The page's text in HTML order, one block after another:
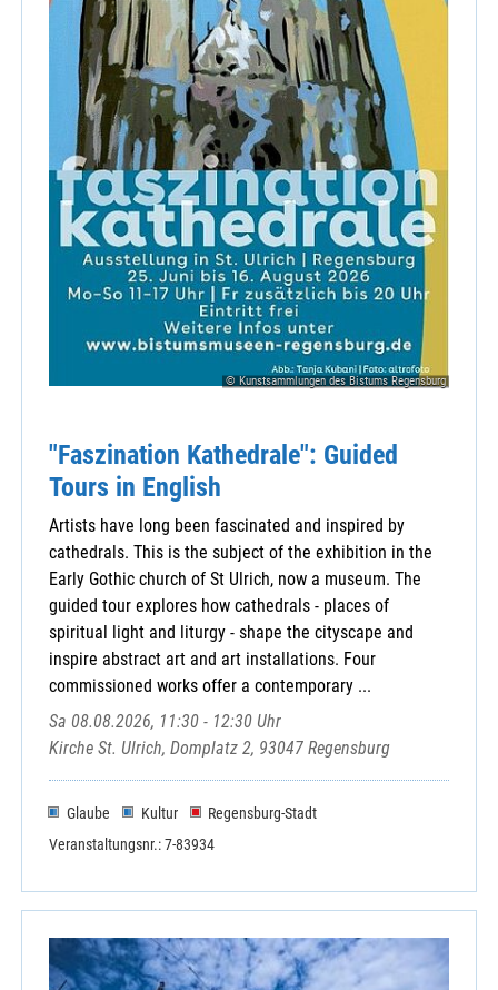
© Kunstsammlungen des Bistums Regensburg
"Faszination Kathedrale": Guided
Tours in English
Artists have long been fascinated and inspired by
cathedrals. This is the subject of the exhibition in the
Early Gothic church of St Ulrich, now a museum. The
guided tour explores how cathedrals - places of
spiritual light and liturgy - shape the cityscape and
inspire abstract art and art installations. Four
commissioned works offer a contemporary ...
Sa 08.08.2026, 11:30 - 12:30 Uhr
Kirche St. Ulrich, Domplatz 2, 93047 Regensburg
Glaube Kultur
Regensburg-Stadt
Veranstaltungsnr.: 7-83934